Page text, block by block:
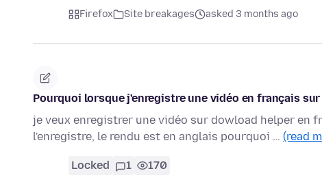
Firefox Site breakages asked 3 months ago
Pourquoi lorsque j'enregistre une vidéo en français
je veux enregistrer une vidéo sur dowload helper en
l'enregistre, le rendu est en anglais pourquoi … (read
Locked 1 170